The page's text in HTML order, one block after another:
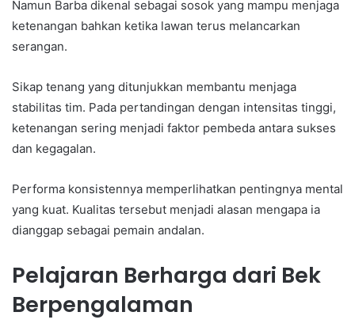
Namun Barba dikenal sebagai sosok yang mampu menjaga
ketenangan bahkan ketika lawan terus melancarkan
serangan.
Sikap tenang yang ditunjukkan membantu menjaga
stabilitas tim. Pada pertandingan dengan intensitas tinggi,
ketenangan sering menjadi faktor pembeda antara sukses
dan kegagalan.
Performa konsistennya memperlihatkan pentingnya mental
yang kuat. Kualitas tersebut menjadi alasan mengapa ia
dianggap sebagai pemain andalan.
Pelajaran Berharga dari Bek
Berpengalaman